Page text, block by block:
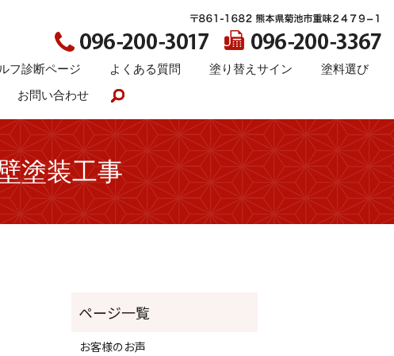
フ診断ページ よくある質問 塗り替えサイン 塗料選び
お問い合わせ search
塗装工事
お客様のお声